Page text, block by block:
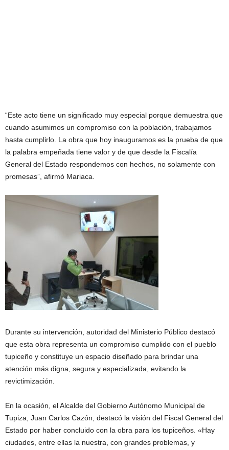
“Este acto tiene un significado muy especial porque demuestra que
cuando asumimos un compromiso con la población, trabajamos
hasta cumplirlo. La obra que hoy inauguramos es la prueba de que
la palabra empeñada tiene valor y de que desde la Fiscalía
General del Estado respondemos con hechos, no solamente con
promesas”, afirmó Mariaca.
Durante su intervención, autoridad del Ministerio Público destacó
que esta obra representa un compromiso cumplido con el pueblo
tupiceño y constituye un espacio diseñado para brindar una
atención más digna, segura y especializada, evitando la
revictimización.
En la ocasión, el Alcalde del Gobierno Autónomo Municipal de
Tupiza, Juan Carlos Cazón, destacó la visión del Fiscal General del
Estado por haber concluido con la obra para los tupiceños. «Hay
ciudades, entre ellas la nuestra, con grandes problemas, y